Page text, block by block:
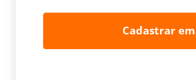
Cadastrar